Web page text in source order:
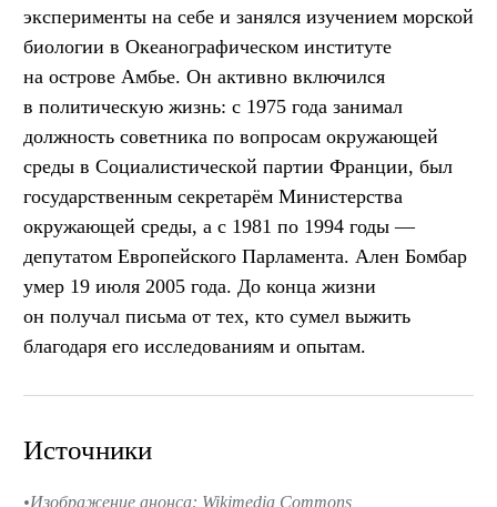
эксперименты на себе и занялся изучением морской
биологии в Океанографическом институте
на острове Амбье. Он активно включился
в политическую жизнь: с 1975 года занимал
должность советника по вопросам окружающей
среды в Социалистической партии Франции, был
государственным секретарём Министерства
окружающей среды, а с 1981 по 1994 годы —
депутатом Европейского Парламента. Ален Бомбар
умер 19 июля 2005 года. До конца жизни
он получал письма от тех, кто сумел выжить
благодаря его исследованиям и опытам.
Источники
Изображение анонса: Wikimedia Commons